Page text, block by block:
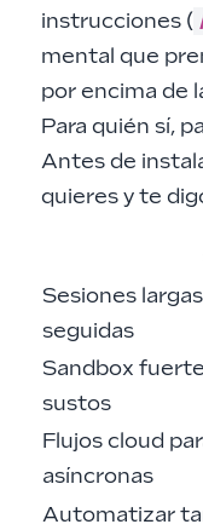
instrucciones (
mental que
por encima de
Para quién sí,
Antes de
quieres y te
Sesiones
seguidas
Sandbox
sustos
Flujos cloud
asíncronas
Automatizar